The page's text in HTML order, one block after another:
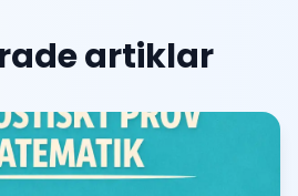
artiklar